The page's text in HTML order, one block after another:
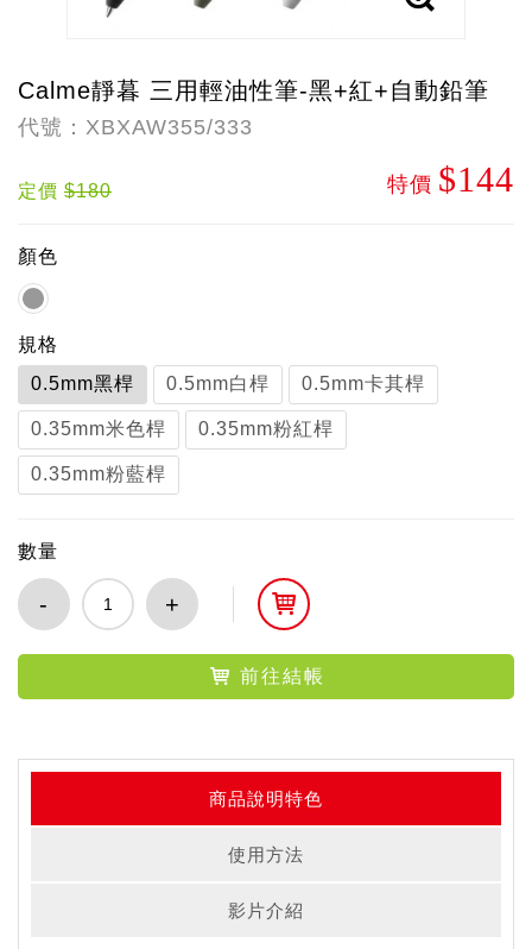
Calme靜暮 三用輕油性筆-黑+紅+自動鉛筆
代號：XBXAW355/333
定價 $180 特價 $144
顏色
規格
0.5mm黑桿
0.5mm白桿 0.5mm卡其桿
0.35mm米色桿 0.35mm粉紅桿
0.35mm粉藍桿
數量
- +
前往結帳
商品說明特色
使用方法
影片介紹